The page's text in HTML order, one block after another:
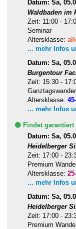
Datum: Sa,
Waldbaden im
Zeit: 11:00 -
Seminar
Altersklasse:
... mehr Infos
Datum: Sa,
Burgentour
Zeit: 15:30 -
Altersklasse:
... mehr Infos
🟢 Findet garantiert
Datum: Sa,
Heidelberger
Zeit: 17:00 -
Premium
Altersklasse:
... mehr Infos
Datum: Sa,
Heidelberger
Zeit: 17:00 -
Premium